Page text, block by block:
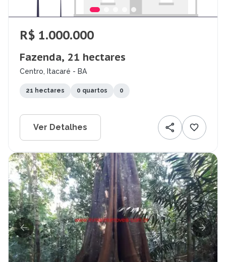
R$ 1.000.000
Fazenda, 21 hectares
Centro, Itacaré - BA
21 hectares 0 quartos 0
Ver Detalhes